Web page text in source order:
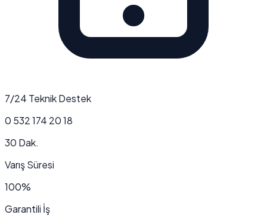
7/24 Teknik Destek
0 532 174 20 18
30 Dak.
Varış Süresi
100%
Garantili İş